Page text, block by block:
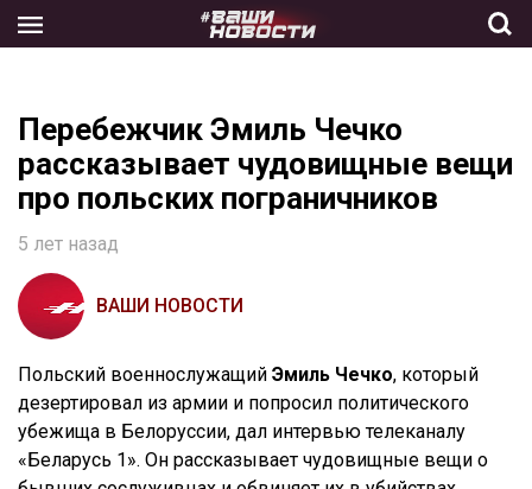
the
Перебежчик Эмиль Чечко
рассказывает чудовищные вещи
про польских пограничников
5 лет назад
ВАШИ НОВОСТИ
Польский военнослужащий Эмиль Чечко, который
дезертировал из армии и попросил политического
убежища в Белоруссии, дал интервью телеканалу
«Беларусь 1». Он рассказывает чудовищные вещи о